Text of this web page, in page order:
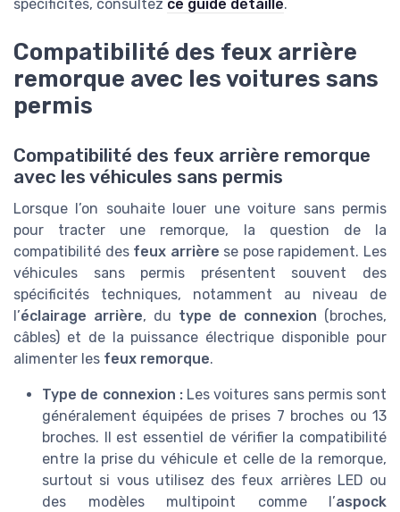
spécificités, consultez ce guide détaillé.
Compatibilité des feux arrière
remorque avec les voitures sans
permis
Compatibilité des feux arrière remorque
avec les véhicules sans permis
Lorsque l’on souhaite louer une voiture sans permis
pour tracter une remorque, la question de la
compatibilité des feux arrière se pose rapidement. Les
véhicules sans permis présentent souvent des
spécificités techniques, notamment au niveau de
l’éclairage arrière, du type de connexion (broches,
câbles) et de la puissance électrique disponible pour
alimenter les feux remorque.
Type de connexion :Les voitures sans permis sont
généralement équipées de prises 7 broches ou 13
broches. Il est essentiel de vérifier la compatibilité
entre la prise du véhicule et celle de la remorque,
surtout si vous utilisez des feux arrières LED ou
des modèles multipoint comme l’aspock